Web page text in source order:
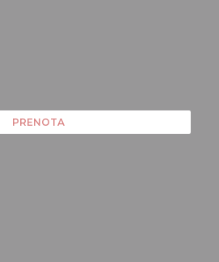
nuova finestra))
PRENOTA
nuova finestra))
una nuova finestra))